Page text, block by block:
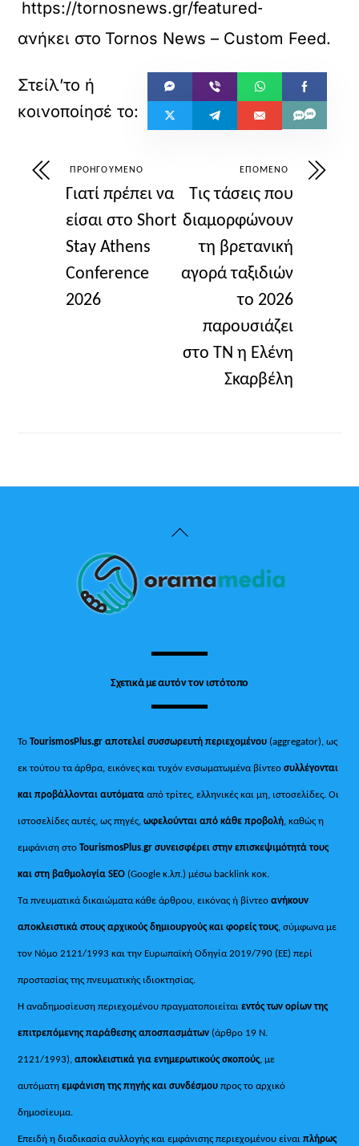
https://tornosnews.gr/featured-el/slow-
ανήκει στο Tornos News – Custom Feed.
ΠΡΟΗΓΟΎΜΕΝΟ
Γιατί πρέπει να
είσαι στο Short
Stay Athens
Conference
2026
ΕΠΌΜΕΝΟ
Τις τάσεις που
διαμορφώνουν
τη βρετανική
αγορά ταξιδιών
το 2026
παρουσιάζει
στο ΤΝ η Ελένη
Σκαρβέλη
Back
Top
Σχετικά με αυτόν τον ιστότοπο
ΤοTourismosPlus.gr αποτελεί συσσωρευτή περιεχομένου (aggregator), ως
εκ τούτου τα άρθρα, εικόνες και τυχόν ενσωματωμένα βίντεοσυλλέγονται
και προβάλλονται αυτόματααπό τρίτες, ελληνικές και μη, ιστοσελίδες. Οι
ιστοσελίδες αυτές, ως πηγές,ωφελούνται από κάθε προβολή, καθώς η
εμφάνιση στοTourismosPlus.gr συνεισφέρει στην επισκεψιμότητά τους
και στη βαθμολογία SEO (Google κ.λπ.) μέσω backlink κοκ.
Τα πνευματικά δικαιώματα κάθε άρθρου, εικόνας ή βίντεοανήκουν
αποκλειστικά στους αρχικούς δημιουργούς και φορείς τους, σύμφωνα με
τον Νόμο 2121/1993 και την Ευρωπαϊκή Οδηγία 2019/790 (ΕΕ) περί
προστασίας της πνευματικής ιδιοκτησίας.
Η αναδημοσίευση περιεχομένου πραγματοποιείταιεντός των ορίων της
επιτρεπόμενης παράθεσης αποσπασμάτων (άρθρο 19 Ν.
2121/1993), αποκλειστικά για ενημερωτικούς σκοπούς, με
αυτόματηεμφάνιση της πηγής και συνδέσμου προς το αρχικό
δημοσίευμα.
Επειδή η διαδικασία συλλογής και εμφάνισης περιεχομένου είναιπλήρως